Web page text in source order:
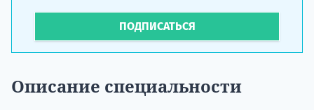
ПОДПИСАТЬСЯ
Описание специальности